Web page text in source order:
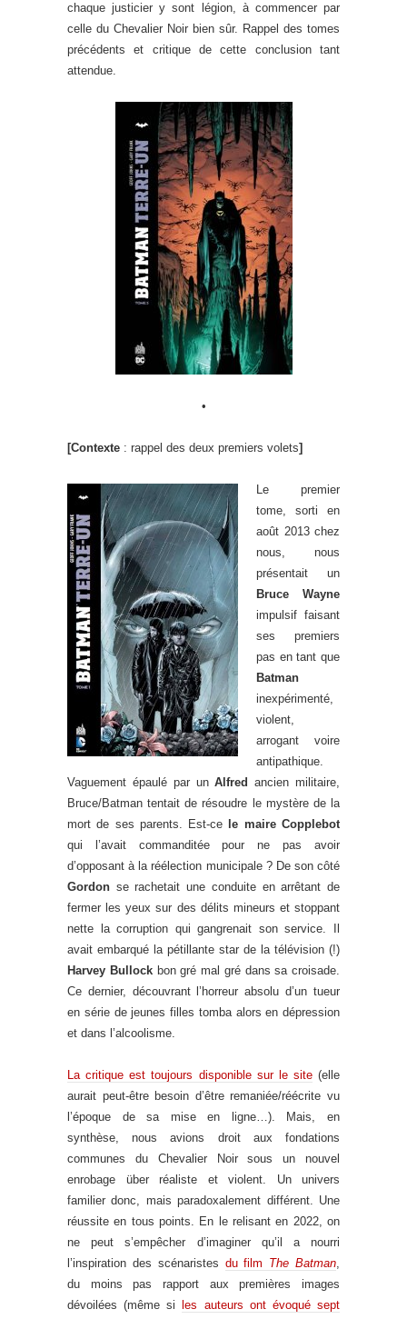
chaque justicier y sont légion, à commencer par
celle du Chevalier Noir bien sûr. Rappel des tomes
précédents et critique de cette conclusion tant
attendue.
•
[Contexte : rappel des deux premiers volets]
Le premier
tome, sorti en
août 2013 chez
nous, nous
présentait un
Bruce Wayne
impulsif faisant
ses premiers
pas en tant que
Batman
inexpérimenté,
violent,
arrogant voire
antipathique.
Vaguement épaulé par unAlfred ancien militaire,
Bruce/Batman tentait de résoudre le mystère de la
mort de ses parents. Est-ce
le maire Copplebot
qui l’avait commanditée pour ne pas avoir
d’opposant à la réélection municipale ? De son côté
Gordon se rachetait une conduite en arrêtant de
fermer les yeux sur des délits mineurs et stoppant
nette la corruption qui gangrenait son service. Il
avait embarqué la pétillante star de la télévision (!)
Harvey Bullockbon gré mal gré dans sa croisade.
Ce dernier, découvrant l’horreur absolu d’un tueur
en série de jeunes filles tomba alors en dépression
et dans l’alcoolisme.
La critique est toujours disponible sur le site(elle
aurait peut-être besoin d’être remaniée/réécrite vu
l’époque de sa mise en ligne…). Mais, en
synthèse, nous avions droit aux fondations
communes du Chevalier Noir sous un nouvel
enrobage über réaliste et violent. Un univers
familier donc, mais paradoxalement différent. Une
réussite en tous points. En le relisant en 2022, on
ne peut s’empêcher d’imaginer qu’il a nourri
l’inspiration des scénaristes du film The Batman,
du moins pas rapport aux premières images
dévoilées (même si
les auteurs ont évoqué sept